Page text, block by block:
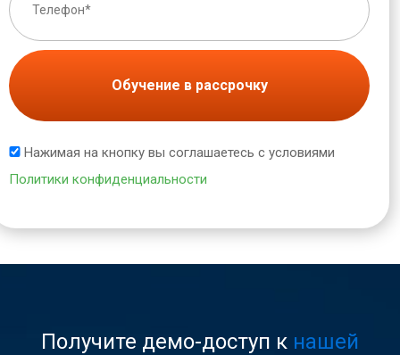
Обучение в рассрочку
Нажимая на кнопку вы соглашаетесь с условиями
Политики конфиденциальности
Получите демо-доступ к нашей